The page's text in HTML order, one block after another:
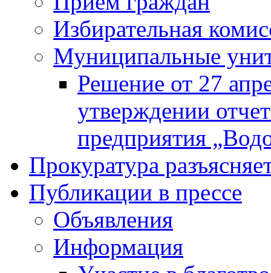
Избирательная
Муниципальные
Решение от 27
утверждении
предприятия
Прокуратура
Публикации в прессе
Объявления
Информация